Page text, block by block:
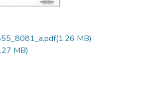
(1.26 MB)
MB)